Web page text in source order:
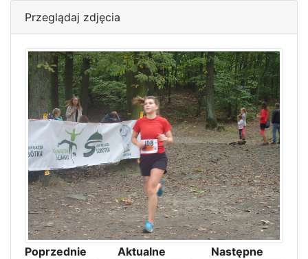
Przeglądaj zdjęcia
Poprzednie Aktualne Następne